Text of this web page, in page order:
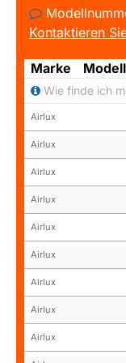
Kontaktieren
Marke
Wie finde ich
Airlux
Airlux
Airlux
Airlux
Airlux
Airlux
Airlux
Airlux
Airlux